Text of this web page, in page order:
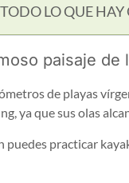
LO QUE
paisaje de
de playas
ya que sus olas
puedes practicar